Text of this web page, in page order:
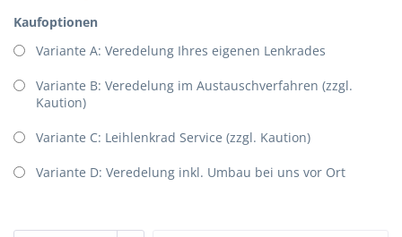
Kaufoptionen
Variante A: Veredelung Ihres eigenen Lenkrades
Variante B: Veredelung im Austauschverfahren (zzgl.
Kaution)
Variante C: Leihlenkrad Service (zzgl. Kaution)
Variante D: Veredelung inkl. Umbau bei uns vor Ort